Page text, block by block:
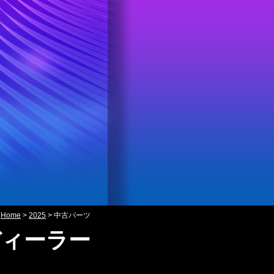
Home > 2025 > 中古パーツ
ーラー